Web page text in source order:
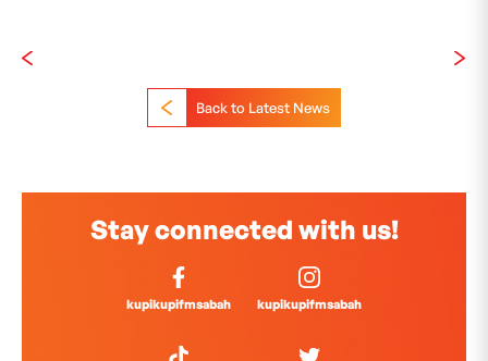
Back to Latest News
Stay connected with us!
kupikupifmsabah kupikupifmsabah